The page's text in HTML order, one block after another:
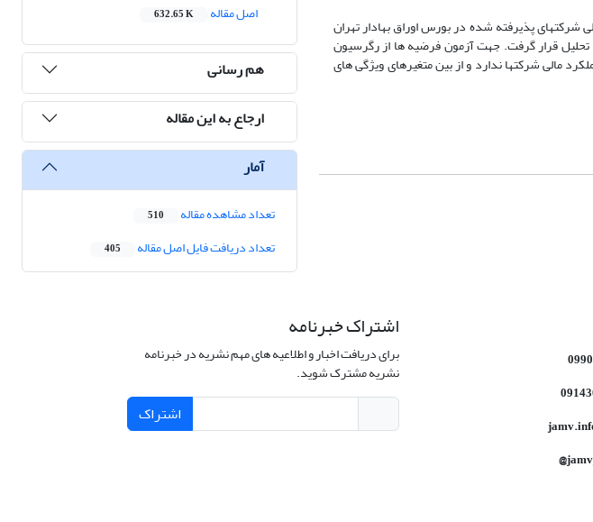
پذیرفته شده در بورس اوراق بهادار تهران
نمونه ای متشکل از۱۱۶شرکت پذیرفته شده در بورس اوراق بهادار تهران در بازه زمانی۱۳۹۰تا۱۳۹۷مورد تحلیل قرار گرفت. جهت آزمون فرضیه ها از رگرسیون
مالی شرکتها ندارد و از بین متغیرهای ویژگی های
اصل مقاله
632.65 K
هم رسانی
ارجاع به این مقاله
آمار
تعداد مشاهده مقاله 510
تعداد دریافت فایل اصل مقاله 405
اشتراک خبرنامه
برای دریافت اخبار و اطلاعیه های مهم نشریه در خبرنامه
نشریه مشترک شوید.
اشتراک